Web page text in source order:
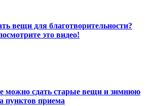
вещи для благотворительности?
это видео!
можно сдать старые вещи и зимнюю
пунктов приема